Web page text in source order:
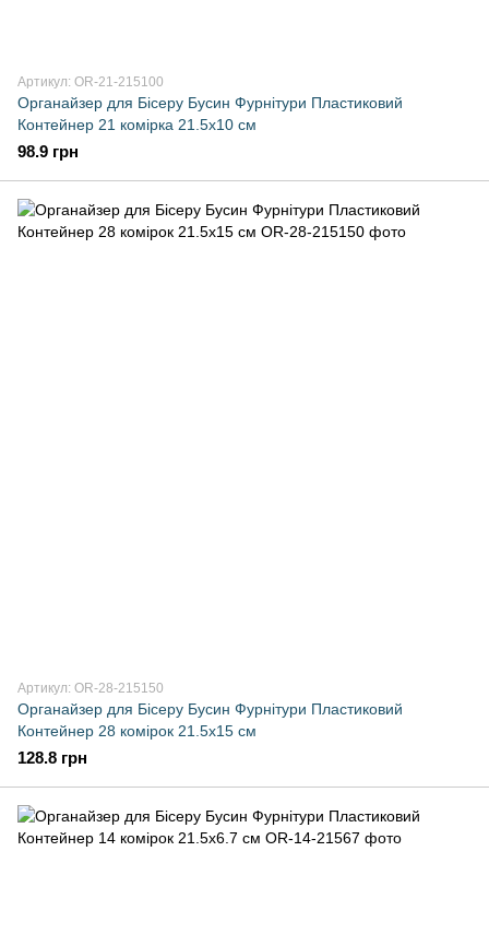
Артикул: OR-21-215100
Органайзер для Бісеру Бусин Фурнітури Пластиковий
Контейнер 21 комірка 21.5x10 см
98.9 грн
Артикул: OR-28-215150
Органайзер для Бісеру Бусин Фурнітури Пластиковий
Контейнер 28 комірок 21.5x15 см
128.8 грн